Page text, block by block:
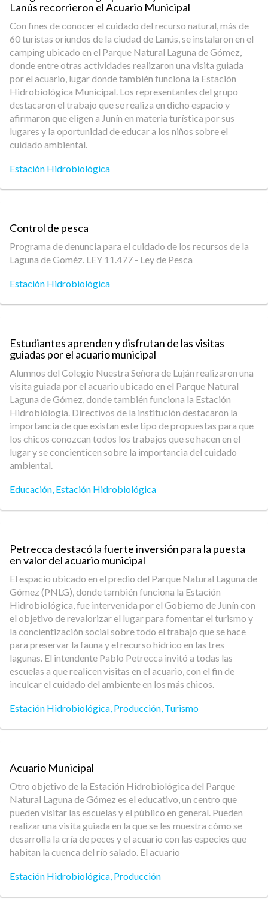
Lanús recorrieron el Acuario Municipal
Con fines de conocer el cuidado del recurso natural, más de
60 turistas oriundos de la ciudad de Lanús, se instalaron en el
camping ubicado en el Parque Natural Laguna de Gómez,
donde entre otras actividades realizaron una visita guiada
por el acuario, lugar donde también funciona la Estación
Hidrobiológica Municipal. Los representantes del grupo
destacaron el trabajo que se realiza en dicho espacio y
afirmaron que eligen a Junín en materia turística por sus
lugares y la oportunidad de educar a los niños sobre el
cuidado ambiental.
Estación Hidrobiológica
Control de pesca
Programa de denuncia para el cuidado de los recursos de la
Laguna de Goméz. LEY 11.477 - Ley de Pesca
Estación Hidrobiológica
Estudiantes aprenden y disfrutan de las visitas
guiadas por el acuario municipal
Alumnos del Colegio Nuestra Señora de Luján realizaron una
visita guiada por el acuario ubicado en el Parque Natural
Laguna de Gómez, donde también funciona la Estación
Hidrobiólogia. Directivos de la institución destacaron la
importancia de que existan este tipo de propuestas para que
los chicos conozcan todos los trabajos que se hacen en el
lugar y se concienticen sobre la importancia del cuidado
ambiental.
Educación, Estación Hidrobiológica
Petrecca destacó la fuerte inversión para la puesta
en valor del acuario municipal
El espacio ubicado en el predio del Parque Natural Laguna de
Gómez (PNLG), donde también funciona la Estación
Hidrobiológica, fue intervenida por el Gobierno de Junín con
el objetivo de revalorizar el lugar para fomentar el turismo y
la concientización social sobre todo el trabajo que se hace
para preservar la fauna y el recurso hídrico en las tres
lagunas. El intendente Pablo Petrecca invitó a todas las
escuelas a que realicen visitas en el acuario, con el fin de
inculcar el cuidado del ambiente en los más chicos.
Estación Hidrobiológica, Producción, Turismo
Acuario Municipal
Otro objetivo de la Estación Hidrobiológica del Parque
Natural Laguna de Gómez es el educativo, un centro que
pueden visitar las escuelas y el público en general. Pueden
realizar una visita guiada en la que se les muestra cómo se
desarrolla la cría de peces y el acuario con las especies que
habitan la cuenca del río salado. El acuario
Estación Hidrobiológica, Producción